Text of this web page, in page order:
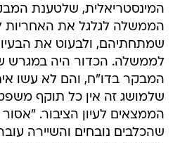
המינסטריאלית, שלטענת
הממשלה לגלגל את האחריות
שמתחתיהם, ולבעוט את
לממשלה. הכדור היה במגרש
המבקר בדו"ח, והם לא עשו
שלמושג זה אין כל תוקף
הממצאים לעיון הציבור.
שהכלבים נובחים והשיירה